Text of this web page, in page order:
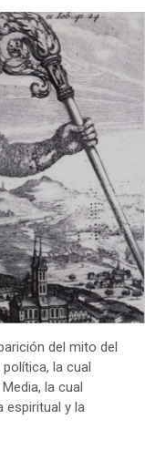
del mito del
la cual
la cual
espiritual y la